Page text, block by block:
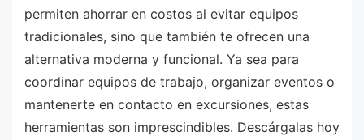
permiten ahorrar en costos al evitar equipos
tradicionales, sino que también te ofrecen una
alternativa moderna y funcional. Ya sea para
coordinar equipos de trabajo, organizar eventos o
mantenerte en contacto en excursiones, estas
herramientas son imprescindibles. Descárgalas hoy